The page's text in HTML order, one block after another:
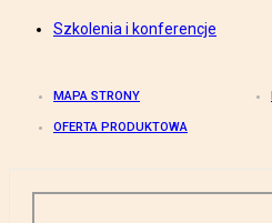
Szkolenia i konferencje
MAPA STRONY
OFERTA PRODUKTOWA